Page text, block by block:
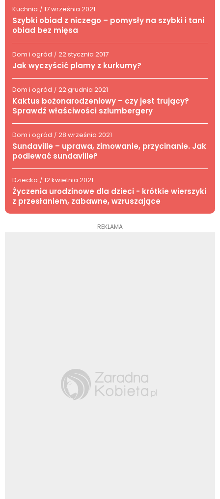
Kuchnia / 17 września 2021
Szybki obiad z niczego – pomysły na szybki i tani
obiad bez mięsa
Dom i ogród / 22 stycznia 2017
Jak wyczyścić plamy z kurkumy?
Dom i ogród / 22 grudnia 2021
Kaktus bożonarodzeniowy – czy jest trujący?
Sprawdź właściwości szlumbergery
Dom i ogród / 28 września 2021
Sundaville – uprawa, zimowanie, przycinanie. Jak
podlewać sundaville?
Dziecko / 12 kwietnia 2021
Życzenia urodzinowe dla dzieci - krótkie wierszyki
z przesłaniem, zabawne, wzruszające
REKLAMA